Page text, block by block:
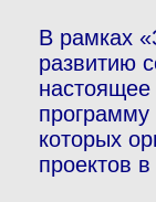
В рамках
развитию
программу
которых
проектов